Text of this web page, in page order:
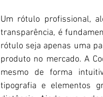
Um rótulo profissional,
transparência, é
rótulo seja apenas uma
produto no mercado. A
mesmo de forma
tipografia e elementos